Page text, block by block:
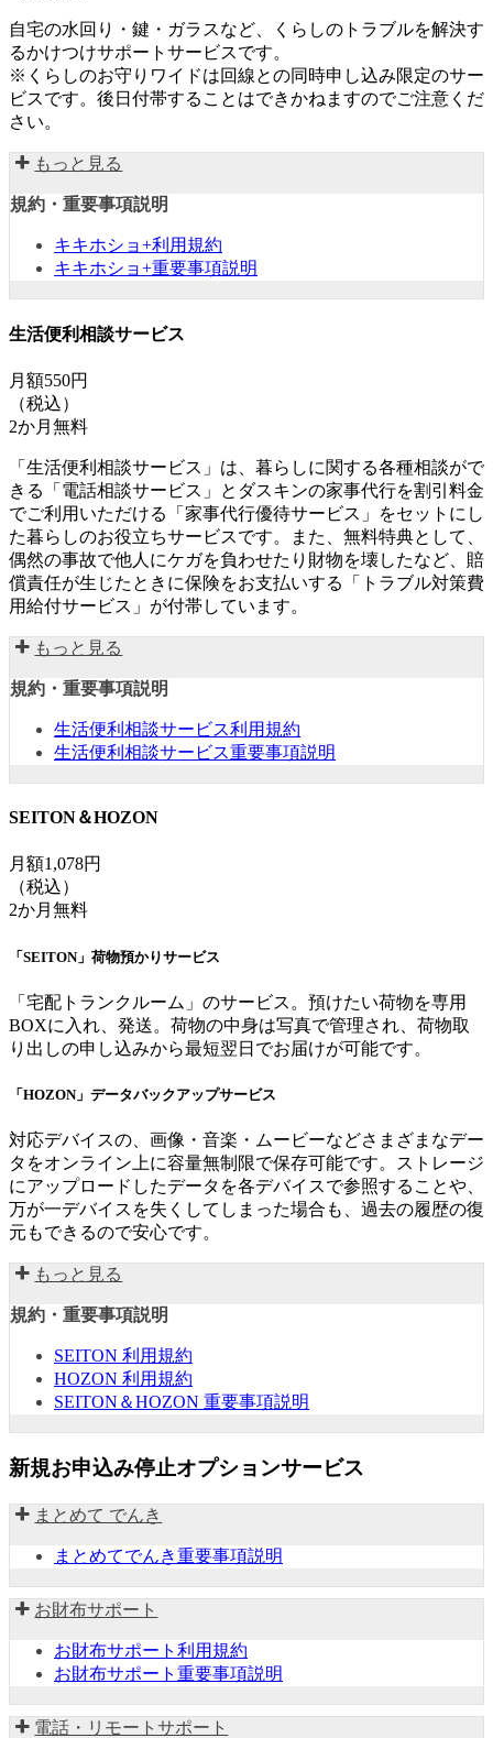
自宅の水回り・鍵・ガラスなど、くらしのトラブルを解決す
るかけつけサポートサービスです。
※くらしのお守りワイドは回線との同時申し込み限定のサー
ビスです。後日付帯することはできかねますのでご注意くだ
さい。
もっと見る
規約・重要事項説明
キキホショ+利用規約
キキホショ+重要事項説明
生活便利相談サービス
月額550円
（税込）
2か月無料
「生活便利相談サービス」は、暮らしに関する各種相談がで
きる「電話相談サービス」とダスキンの家事代行を割引料金
でご利用いただける「家事代行優待サービス」をセットにし
た暮らしのお役立ちサービスです。また、無料特典として、
偶然の事故で他人にケガを負わせたり財物を壊したなど、賠
償責任が生じたときに保険をお支払いする「トラブル対策費
用給付サービス」が付帯しています。
もっと見る
規約・重要事項説明
生活便利相談サービス利用規約
生活便利相談サービス重要事項説明
SEITON＆HOZON
月額1,078円
（税込）
2か月無料
「SEITON」荷物預かりサービス
「宅配トランクルーム」のサービス。預けたい荷物を専用
BOXに入れ、発送。荷物の中身は写真で管理され、荷物取
り出しの申し込みから最短翌日でお届けが可能です。
「HOZON」データバックアップサービス
対応デバイスの、画像・音楽・ムービーなどさまざまなデー
タをオンライン上に容量無制限で保存可能です。ストレージ
にアップロードしたデータを各デバイスで参照することや、
万が一デバイスを失くしてしまった場合も、過去の履歴の復
元もできるので安心です。
もっと見る
規約・重要事項説明
SEITON 利用規約
HOZON 利用規約
SEITON＆HOZON 重要事項説明
新規お申込み停止オプションサービス
まとめて でんき
まとめてでんき重要事項説明
お財布サポート
お財布サポート利用規約
お財布サポート重要事項説明
電話・リモートサポート